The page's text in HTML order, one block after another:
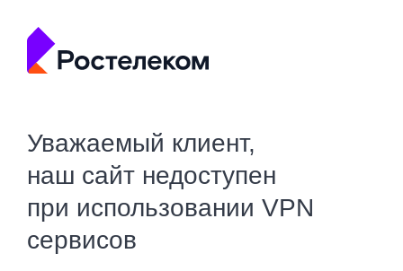
Уважаемый клиент,
наш сайт недоступен
при использовании VPN
сервисов